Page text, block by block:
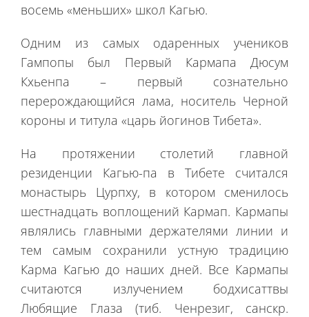
восемь «меньших» школ Кагью.
Одним из самых одаренных учеников
Гампопы был Первый Кармапа Дюсум
Кхьенпа – первый сознательно
перерождающийся лама, носитель Черной
короны и титула «царь йогинов Тибета».
На протяжении столетий главной
резиденции Кагью-па в Тибете считался
монастырь Цурпху, в котором сменилось
шестнадцать воплощений Кармап. Кармапы
являлись главными держателями линии и
тем самым сохранили устную традицию
Карма Кагью до наших дней. Все Кармапы
считаются излучением бодхисаттвы
Любящие Глаза (тиб. Ченрезиг, санскр.